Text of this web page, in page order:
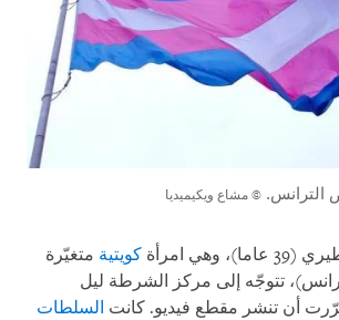
الترانس. © مشاع ويكيميديا
وهي امرأة كويتية متغيّرة
تتوجّه إلى مركز الشرطة ليل
أن تنشر مقطع فيديو. كانت السلطات